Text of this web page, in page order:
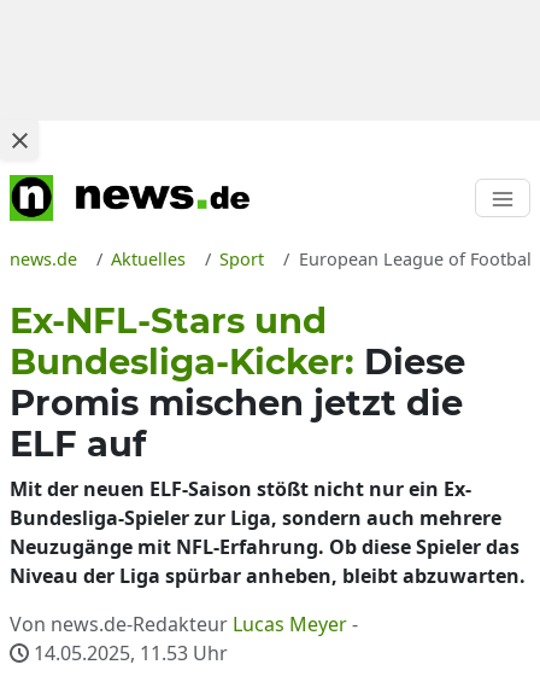
news.de Aktuelles Sport European League of
Ex-NFL-Stars und
Bundesliga-Kicker: Diese
Promis mischen jetzt die
ELF auf
Mit der neuen ELF-Saison stößt nicht nur ein Ex-
Bundesliga-Spieler zur Liga, sondern auch mehrere
Neuzugänge mit NFL-Erfahrung. Ob diese Spieler das
Niveau der Liga spürbar anheben, bleibt abzuwarten.
Von news.de-Redakteur Lucas Meyer-
14.05.2025, 11.53 Uhr